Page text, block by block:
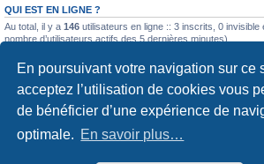
En poursuivant votre navigation sur ce
acceptez l’utilisation de cookies vous
de bénéficier d’une expérience de
optimale. En savoir plus…
QUI EST EN LIGNE ?
Au total, il y a 146 utilisateurs en ligne :: 3 inscrits, 0 invisible
nombre d’utilisateurs actifs des 5 dernières minutes)
12:57
STATISTIQUES
6353messages •443 sujets •774membres • Notre